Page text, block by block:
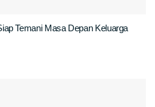
Temani Masa Depan Keluarga